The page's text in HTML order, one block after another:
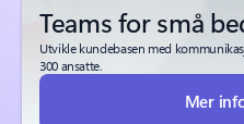
Teams for små
Utvikle kundebasen med
300 ansatte.
Mer